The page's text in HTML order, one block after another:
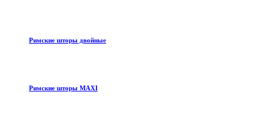
Римские шторы двойные
Римские шторы MAXI